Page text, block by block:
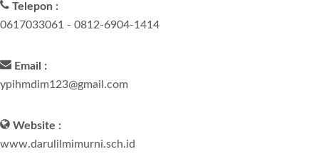
Telepon :
0617033061 - 0812-6904-1414
Email :
ypihmdim123@gmail.com
Website :
www.darulilmimurni.sch.id